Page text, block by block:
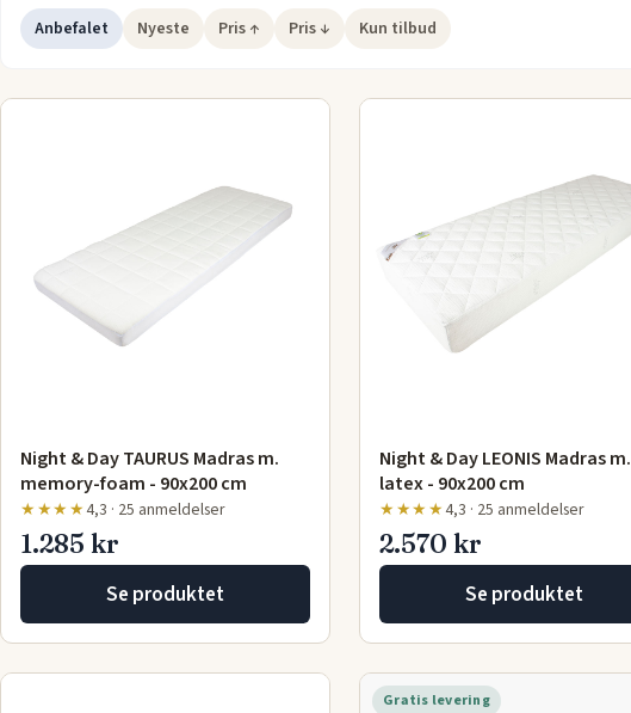
Med en skummadras 90x200 opnås både komfort og funktionalitet i et
Anbefalet Nyeste Pris ↑ Pris ↓ Kun tilbud
Night & Day TAURUS Madras m.
memory-foam - 90x200 cm
★★★★4,3 · 25 anmeldelser
1.285 kr
Se produktet
Night & Day LEONIS Madras m.
latex - 90x200 cm
★★★★4,3 · 25 anmeldelser
2.570 kr
Se produktet
Gratis levering